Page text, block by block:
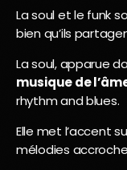
La soul et le funk
bien qu’ils
La soul, apparue
musique de
rhythm and blues.
Elle met l’accent
mélodies